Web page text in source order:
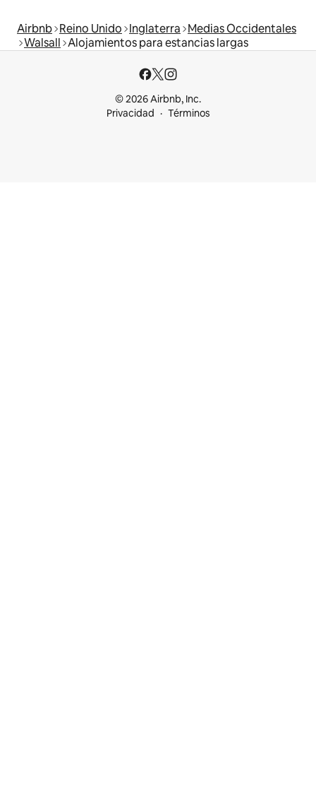
Airbnb Reino Unido Inglaterra Medias Occidentales
Walsall Alojamientos para estancias largas
© 2026 Airbnb, Inc.
Privacidad
Términos